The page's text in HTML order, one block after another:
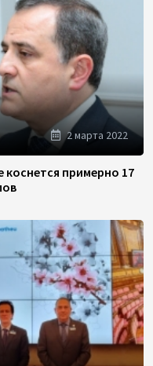
2 марта 2022
примерно 17